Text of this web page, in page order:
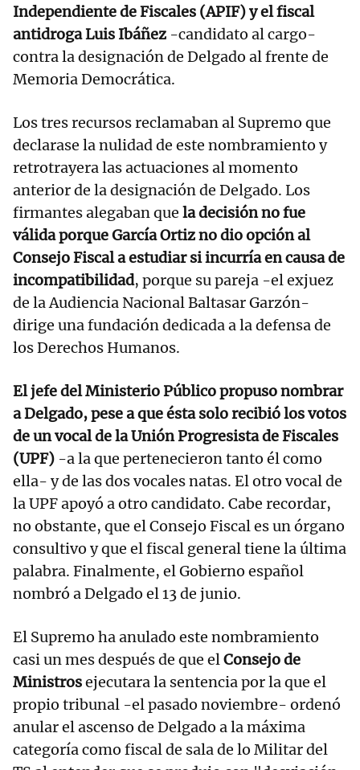
Independiente de Fiscales (APIF) y el fiscal
antidroga Luis Ibáñez -candidato al cargo-
contra la designación de Delgado al frente de
Memoria Democrática.
Los tres recursos reclamaban al Supremo que
declarase la nulidad de este nombramiento y
retrotrayera las actuaciones al momento
anterior de la designación de Delgado. Los
firmantes alegaban que la decisión no fue
válida porque García Ortiz no dio opción al
Consejo Fiscal a estudiar si incurría en causa de
incompatibilidad, porque su pareja -el exjuez
de la Audiencia Nacional Baltasar Garzón-
dirige una fundación dedicada a la defensa de
los Derechos Humanos.
El jefe del Ministerio Público propuso nombrar
a Delgado, pese a que ésta solo recibió los votos
de un vocal de la Unión Progresista de Fiscales
(UPF) -a la que pertenecieron tanto él como
ella- y de las dos vocales natas. El otro vocal de
la UPF apoyó a otro candidato. Cabe recordar,
no obstante, que el Consejo Fiscal es un órgano
consultivo y que el fiscal general tiene la última
palabra. Finalmente, el Gobierno español
nombró a Delgado el 13 de junio.
El Supremo ha anulado este nombramiento
casi un mes después de que elConsejo de
Ministrosejecutara la sentencia por la que el
propio tribunal -el pasado noviembre- ordenó
anular el ascenso de Delgado a la máxima
categoría como fiscal de sala de lo Militar del